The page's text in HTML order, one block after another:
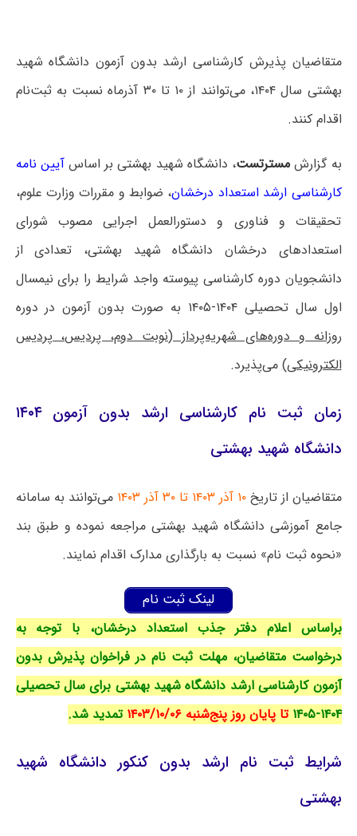
متقاضیان پذیرش کارشناسی ارشد بدون آزمون دانشگاه شهید
بهشتی سال ۱۴۰۴، می‌توانند از ۱۰ تا ۳۰ آذرماه نسبت به ثبت‌نام
اقدام کنند.
به گزارش مسترتست، دانشگاه شهید بهشتی بر اساسآیین نامه
کارشناسی ارشد استعداد درخشان، ضوابط و مقررات وزارت علوم،
تحقیقات و فناوری و دستورالعمل اجرایی مصوب شورای
استعدادهای درخشان دانشگاه شهید بهشتی، تعدادی از
دانشجویان دوره کارشناسی پیوسته واجد شرایط را برای نیمسال
اول سال تحصیلی ۱۴۰۴-۱۴۰۵ به صورت بدون آزمون در دوره
روزانه و دوره‌های شهریه‌پرداز (نوبت دوم، پردیس، پردیس
الکترونیکی)می‌پذیرد.
زمان ثبت نام کارشناسی ارشد بدون آزمون ۱۴۰۴
دانشگاه شهید بهشتی
متقاضیان از تاریخ ۱۰ آذر ۱۴۰۳ تا ۳۰ آذر ۱۴۰۳
می‌توانند به سامانه
جامع آموزشی دانشگاه شهید بهشتی مراجعه نموده و طبق بند
«نحوه ثبت نام» نسبت به بارگذاری مدارک اقدام نمایند.
لینک ثبت نام
براساس اعلام دفتر جذب استعداد درخشان، با توجه به
درخواست متقاضیان، مهلت ثبت نام در فراخوان پذیرش بدون
آزمون کارشناسی ارشد دانشگاه شهید بهشتی برای سال تحصیلی
۱۴۰۴-۱۴۰۵
تا پایان روز پنج‌شنبه ۱۴۰۳/۱۰/۰۶ تمدید شد.
شرایط ثبت نام ارشد بدون کنکور دانشگاه شهید
بهشتی